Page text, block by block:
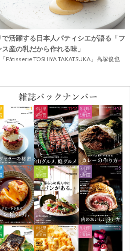
で活躍する日本人パティシエが語る「フ
産の乳だから作れる味」
Pâtisserie TOSHIYA TAKATSUKA」高塚俊也